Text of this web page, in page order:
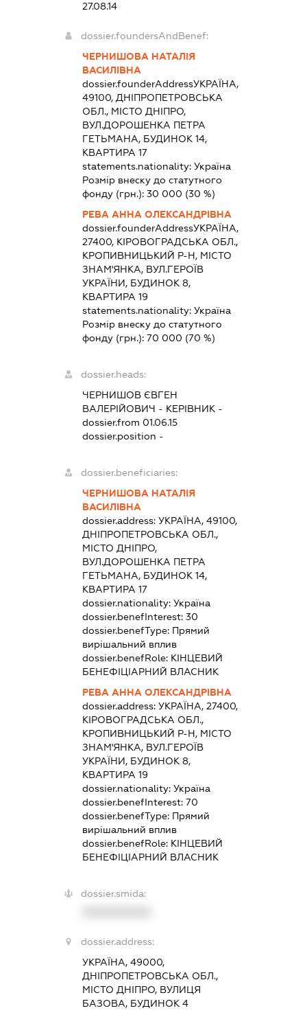
27.08.14
dossier.foundersAndBenef:
ЧЕРНИШОВА НАТАЛІЯ
ВАСИЛІВНА
dossier.founderAddressУКРАЇНА,
49100, ДНІПРОПЕТРОВСЬКА
ОБЛ., МІСТО ДНІПРО,
ВУЛ.ДОРОШЕНКА ПЕТРА
ГЕТЬМАНА, БУДИНОК 14,
КВАРТИРА 17
statements.nationality:Україна
Розмір внеску до статутного
фонду (грн.):30 000 (30 %)
РЕВА АННА ОЛЕКСАНДРІВНА
dossier.founderAddressУКРАЇНА,
27400, КІРОВОГРАДСЬКА ОБЛ.,
КРОПИВНИЦЬКИЙ Р-Н, МІСТО
ЗНАМ'ЯНКА, ВУЛ.ГЕРОЇВ
УКРАЇНИ, БУДИНОК 8,
КВАРТИРА 19
statements.nationality:Україна
Розмір внеску до статутного
фонду (грн.):70 000 (70 %)
dossier.heads:
ЧЕРНИШОВ ЄВГЕН
ВАЛЕРІЙОВИЧ - КЕРІВНИК -
dossier.from 01.06.15
dossier.position -
dossier.beneficiaries:
ЧЕРНИШОВА НАТАЛІЯ
ВАСИЛІВНА
dossier.address:УКРАЇНА, 49100,
ДНІПРОПЕТРОВСЬКА ОБЛ.,
МІСТО ДНІПРО,
ВУЛ.ДОРОШЕНКА ПЕТРА
ГЕТЬМАНА, БУДИНОК 14,
КВАРТИРА 17
dossier.nationality:Україна
dossier.benefInterest:30
dossier.benefType: Прямий
вирішальний вплив
dossier.benefRole: КІНЦЕВИЙ
БЕНЕФІЦІАРНИЙ ВЛАСНИК
РЕВА АННА ОЛЕКСАНДРІВНА
dossier.address:УКРАЇНА, 27400,
КІРОВОГРАДСЬКА ОБЛ.,
КРОПИВНИЦЬКИЙ Р-Н, МІСТО
ЗНАМ'ЯНКА, ВУЛ.ГЕРОЇВ
УКРАЇНИ, БУДИНОК 8,
КВАРТИРА 19
dossier.nationality:Україна
dossier.benefInterest:70
dossier.benefType: Прямий
вирішальний вплив
dossier.benefRole: КІНЦЕВИЙ
БЕНЕФІЦІАРНИЙ ВЛАСНИК
dossier.smida:
dossier.address:
УКРАЇНА, 49000,
ДНІПРОПЕТРОВСЬКА ОБЛ.,
МІСТО ДНІПРО, ВУЛИЦЯ
БАЗОВА, БУДИНОК 4